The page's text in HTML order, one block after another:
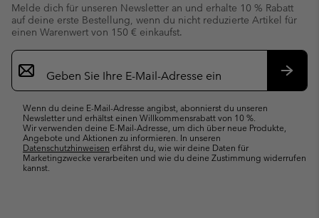
Melde dich für unseren Newsletter an und erhalte 10 % Rabatt
auf deine erste Bestellung, wenn du nicht reduzierte Artikel für
einen Warenwert von 150 € einkaufst.
Newsletter-
Anmeldung
Wenn du deine E-Mail-Adresse angibst, abonnierst du unseren
Newsletter und erhältst einen Willkommensrabatt von 10 %.
Wir verwenden deine E-Mail-Adresse, um dich über neue Produkte,
Angebote und Aktionen zu informieren. In unseren
Datenschutzhinweisen erfährst du, wie wir deine Daten für
Marketingzwecke verarbeiten und wie du deine Zustimmung widerrufen
kannst.